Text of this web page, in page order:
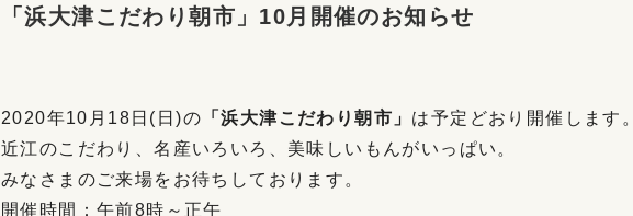
「浜大津こだわり朝市」10月開催のお知らせ
2020年10月18日(日)の 「浜大津こだわり朝市」 は予定どおり開催します。
近江のこだわり、名産いろいろ、美味しいもんがいっぱい。
みなさまのご来場をお待ちしております。
開催時間：午前8時～正午